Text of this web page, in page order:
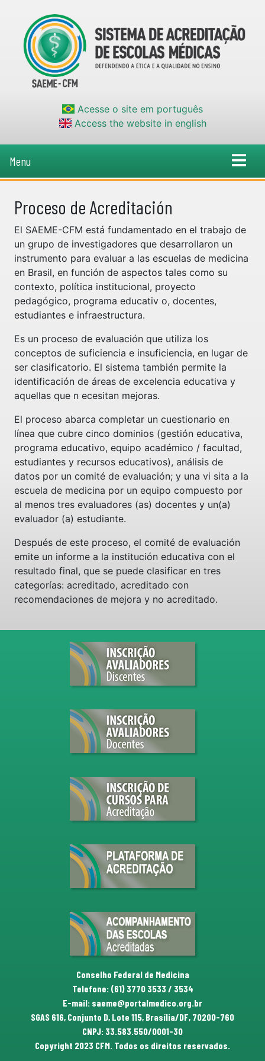
Acesse o site em português
Access the website in english
Menu
Proceso de Acreditación
El SAEME-CFM está fundamentado en el trabajo de
un grupo de investigadores que desarrollaron un
instrumento para evaluar a las escuelas de medicina
en Brasil, en función de aspectos tales como su
contexto, política institucional, proyecto
pedagógico, programa educativ o, docentes,
estudiantes e infraestructura.
Es un proceso de evaluación que utiliza los
conceptos de suficiencia e insuficiencia, en lugar de
ser clasificatorio. El sistema también permite la
identificación de áreas de excelencia educativa y
aquellas que n ecesitan mejoras.
El proceso abarca completar un cuestionario en
línea que cubre cinco dominios (gestión educativa,
programa educativo, equipo académico / facultad,
estudiantes y recursos educativos), análisis de
datos por un comité de evaluación; y una vi sita a la
escuela de medicina por un equipo compuesto por
al menos tres evaluadores (as) docentes y un(a)
evaluador (a) estudiante.
Después de este proceso, el comité de evaluación
emite un informe a la institución educativa con el
resultado final, que se puede clasificar en tres
categorías: acreditado, acreditado con
recomendaciones de mejora y no acreditado.
Conselho Federal de Medicina
Telefone: (61) 3770 3533 / 3534
E-mail: saeme@portalmedico.org.br
SGAS 616, Conjunto D, Lote 115, Brasília/DF, 70200-760
CNPJ: 33.583.550/0001-30
Copyright 2023 CFM. Todos os direitos reservados.